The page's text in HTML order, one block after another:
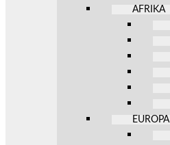
AFRIKA
EUROPA